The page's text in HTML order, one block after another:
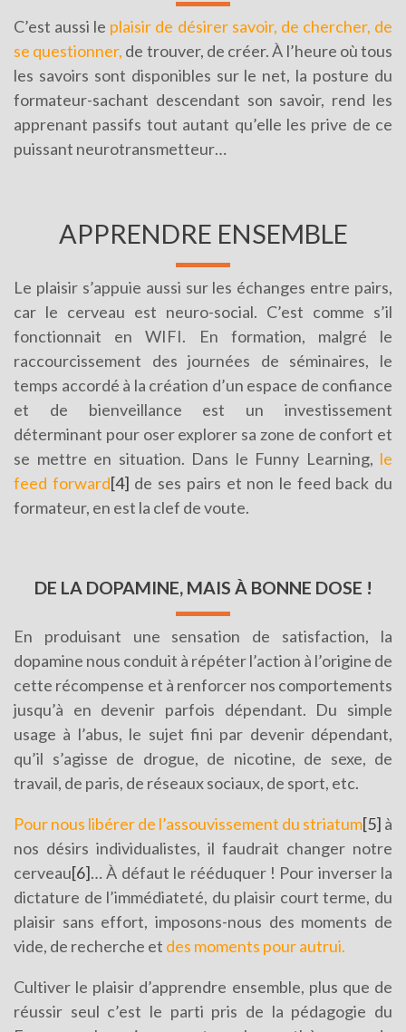
C’est aussi le plaisir de désirer savoir, de chercher, de
se questionner, de trouver, de créer. À l’heure où tous
les savoirs sont disponibles sur le net, la posture du
formateur-sachant descendant son savoir, rend les
apprenant passifs tout autant qu’elle les prive de ce
puissant neurotransmetteur…
APPRENDRE ENSEMBLE
Le plaisir s’appuie aussi sur les échanges entre pairs,
car le cerveau est neuro-social. C’est comme s’il
fonctionnait en WIFI. En formation, malgré le
raccourcissement des journées de séminaires, le
temps accordé à la création d’un espace de confiance
et de bienveillance est un investissement
déterminant pour oser explorer sa zone de confort et
se mettre en situation. Dans le Funny Learning, le
feed forward[4] de ses pairs et non le feed back du
formateur, en est la clef de voute.
DE LA DOPAMINE, MAIS À BONNE DOSE !
En produisant une sensation de satisfaction, la
dopamine nous conduit à répéter l’action à l’origine de
cette récompense et à renforcer nos comportements
jusqu’à en devenir parfois dépendant. Du simple
usage à l’abus, le sujet fini par devenir dépendant,
qu’il s’agisse de drogue, de nicotine, de sexe, de
travail, de paris, de réseaux sociaux, de sport, etc.
Pour nous libérer de l’assouvissement du striatum[5] à
nos désirs individualistes, il faudrait changer notre
cerveau[6]… À défaut le rééduquer ! Pour inverser la
dictature de l’immédiateté, du plaisir court terme, du
plaisir sans effort, imposons-nous des moments de
vide, de recherche et des moments pour autrui.
Cultiver le plaisir d’apprendre ensemble, plus que de
réussir seul c’est le parti pris de la pédagogie du